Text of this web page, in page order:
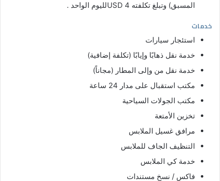
المسبق) وتبلغ تكلفته USD 4لليوم الواحد .
خدمات
استئجار سيارات
خدمة نقل ذهابًا وإيابًا (تكلفة إضافية)
خدمة نقل من وإلى المطار (مجاناً)
مكتب استقبال على مدار 24 ساعة
مكتب الجولات السياحية
تخزين الأمتعة
مرافق غسيل الملابس
التنظيف الجاف للملابس
خدمة كي الملابس
فاكس / نسخ مستندات